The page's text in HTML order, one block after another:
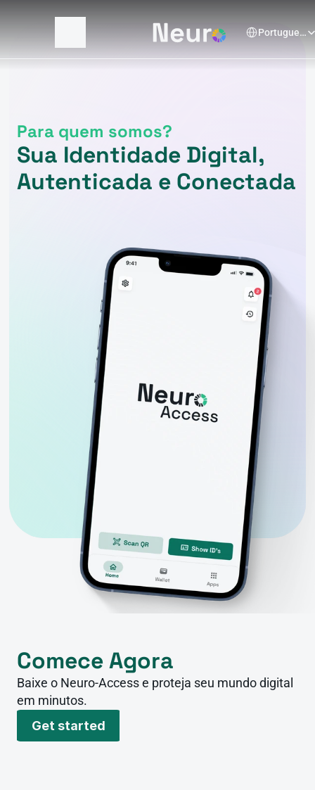
Portuguese (Brazil)
Comece Agora
Baixe o Neuro-Access e proteja seu mundo digital
em minutos.
Get started
Para quem somos?
Sua Identidade Digital,
Autenticada e Conectada